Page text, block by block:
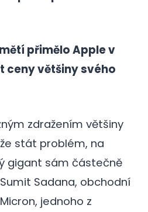
přimělo Apple v
ceny většiny svého
zdražením většiny
stát problém, na
gigant sám částečně
Sadana, obchodní
jednoho z